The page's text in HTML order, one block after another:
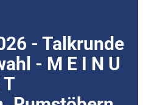
- ​Talkrunde
- M E I N U
T